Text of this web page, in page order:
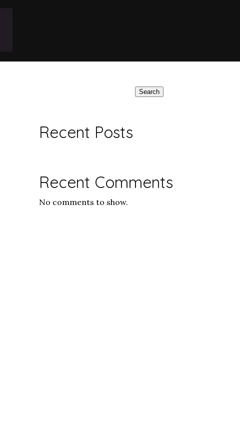
Search
Recent Posts
Recent Comments
No comments to show.